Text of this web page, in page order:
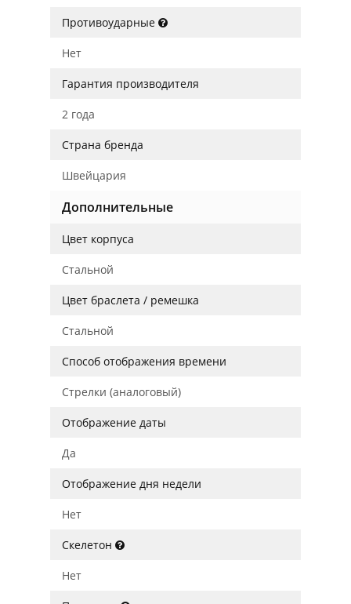
Противоударные
Нет
Гарантия производителя
2 года
Страна бренда
Швейцария
Дополнительные
Цвет корпуса
Стальной
Цвет браслета / ремешка
Стальной
Способ отображения времени
Стрелки (аналоговый)
Отображение даты
Да
Отображение дня недели
Нет
Скелетон
Нет